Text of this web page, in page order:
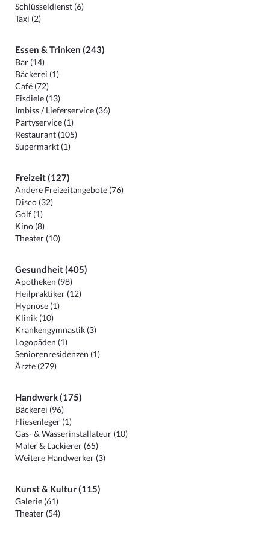
Schlüsseldienst (6)
Taxi (2)
Essen & Trinken (243)
Bar (14)
Bäckerei (1)
Café (72)
Eisdiele (13)
Imbiss / Lieferservice (36)
Partyservice (1)
Restaurant (105)
Supermarkt (1)
Freizeit (127)
Andere Freizeitangebote (76)
Disco (32)
Golf (1)
Kino (8)
Theater (10)
Gesundheit (405)
Apotheken (98)
Heilpraktiker (12)
Hypnose (1)
Klinik (10)
Krankengymnastik (3)
Logopäden (1)
Seniorenresidenzen (1)
Ärzte (279)
Handwerk (175)
Bäckerei (96)
Fliesenleger (1)
Gas- & Wasserinstallateur (10)
Maler & Lackierer (65)
Weitere Handwerker (3)
Kunst & Kultur (115)
Galerie (61)
Theater (54)